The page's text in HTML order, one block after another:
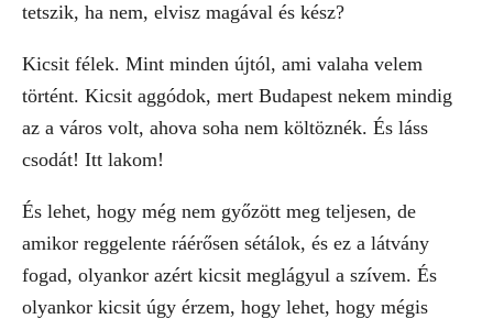
tetszik, ha nem, elvisz magával és kész?
Kicsit félek. Mint minden újtól, ami valaha velem
történt. Kicsit aggódok, mert Budapest nekem mindig
az a város volt, ahova soha nem költöznék. És láss
csodát! Itt lakom!
És lehet, hogy még nem győzött meg teljesen, de
amikor reggelente ráérősen sétálok, és ez a látvány
fogad, olyankor azért kicsit meglágyul a szívem. És
olyankor kicsit úgy érzem, hogy lehet, hogy mégis